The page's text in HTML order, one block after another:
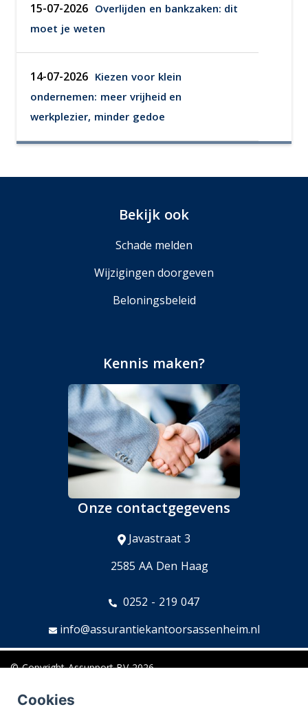
Cookies
15-07-2026 Overlijden en bankzaken: dit
moet je weten
14-07-2026 Kiezen voor klein
ondernemen: meer vrijheid en
werkplezier, minder gedoe
Bekijk ook
Schade melden
Wijzigingen doorgeven
Beloningsbeleid
Kennis maken?
Onze contactgegevens
Javastraat 3
2585 AA Den Haag
0252 - 219 047
info@assurantiekantoorsassenheim.nl
© CopyrightAssupport BV2026
Sitemap